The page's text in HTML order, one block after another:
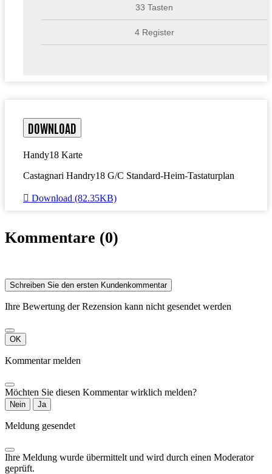
33 Tasten
4 Register
DOWNLOAD
Handy18 Karte
Castagnari Handry18 G/C Standard-Heim-Tastaturplan
 Download (82.35KB)
Kommentare (0)
Schreiben Sie den ersten Kundenkommentar
Ihre Bewertung der Rezension kann nicht gesendet werden
OK
Kommentar melden
Möchten Sie diesen Kommentar wirklich melden?
Nein Ja
Meldung gesendet
Ihre Meldung wurde übermittelt und wird durch einen Moderator
geprüft.